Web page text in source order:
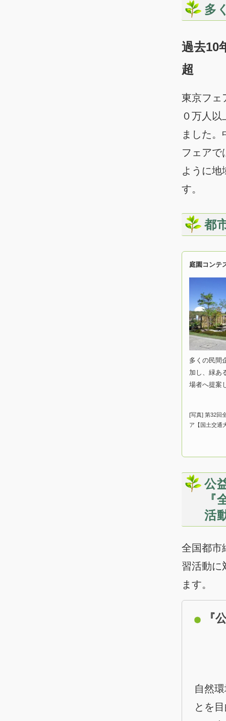
多
過去10
超
東京フェ
０万人
ました
フェアで
ように
す。
都
庭園コンテ
多くの民間
加し、緑あ
場者へ提案
[写真] 第32回
ア【国土交通
公
活
全国都市
習活動に
ます。
『
自然
とを